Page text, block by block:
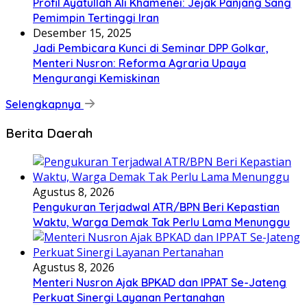
Profil Ayatullah Ali Khamenei: Jejak Panjang Sang
Pemimpin Tertinggi Iran
Desember 15, 2025
Jadi Pembicara Kunci di Seminar DPP Golkar,
Menteri Nusron: Reforma Agraria Upaya
Mengurangi Kemiskinan
Selengkapnya
Berita Daerah
Agustus 8, 2026
Pengukuran Terjadwal ATR/BPN Beri Kepastian
Waktu, Warga Demak Tak Perlu Lama Menunggu
Agustus 8, 2026
Menteri Nusron Ajak BPKAD dan IPPAT Se-Jateng
Perkuat Sinergi Layanan Pertanahan